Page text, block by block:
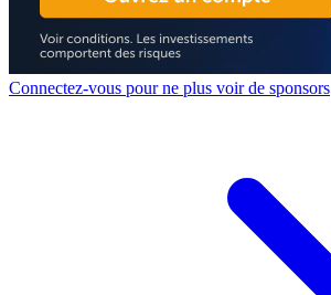
Connectez-vous pour ne plus voir de sponsors